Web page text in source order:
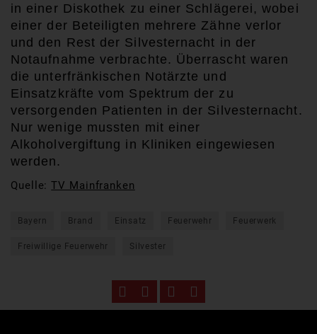
in einer Diskothek zu einer Schlägerei, wobei
einer der Beteiligten mehrere Zähne verlor
und den Rest der Silvesternacht in der
Notaufnahme verbrachte. Überrascht waren
die unterfränkischen Notärzte und
Einsatzkräfte vom Spektrum der zu
versorgenden Patienten in der Silvesternacht.
Nur wenige mussten mit einer
Alkoholvergiftung in Kliniken eingewiesen
werden.
Quelle:TV Mainfranken
Bayern Brand Einsatz Feuerwehr Feuerwerk
Freiwillige Feuerwehr Silvester